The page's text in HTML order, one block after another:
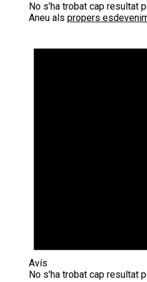
No s'ha trobat cap resultat
Aneu als propers
Avís
No s'ha trobat cap resultat